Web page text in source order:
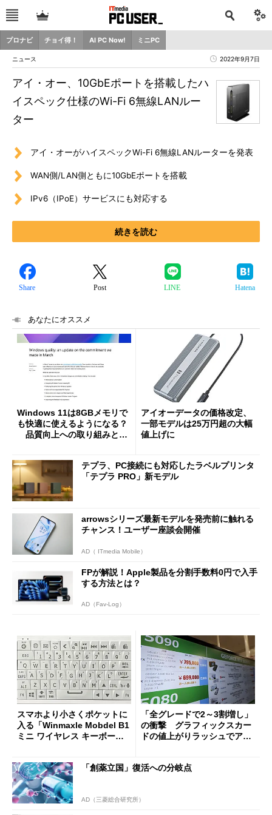
プロナビ チョイ得！ AI PC Now! ミニPC
ニュース 2022年9月7日
アイ・オー、10GbEポートを搭載したハ
イスペック仕様のWi-Fi 6無線LANルー
ター
アイ・オーがハイスペックWi-Fi 6無線LANルーターを発表
WAN側/LAN側ともに10GbEポートを搭載
IPv6（IPoE）サービスにも対応する
続きを読む
Share Post LINE Hatena
あなたにオススメ
Windows 11は8GBメモリで
も快適に使えるようになる？
品質向上への取り組みと
アイオーデータの価格改定、
一部モデルは25万円超の大幅
値上げに
テプラ、PC接続にも対応したラベルプリンタ
「テプラ PRO」新モデル
arrowsシリーズ最新モデルを発売前に触れる
チャンス！ユーザー座談会開催
AD（ ITmedia Mobile）
FPが解説！Apple製品を分割手数料0円で入手
する方法とは？
AD（Fav-Log）
スマホより小さくポケットに
入る「Winmaxle Mobdel B1
ミニ ワイヤレス キーボー
「全グレードで2～3割増し」
の衝撃 グラフィックスカー
ドの値上がりラッシュでアキ
「創薬立国」復活への分岐点
AD（三菱総合研究所）